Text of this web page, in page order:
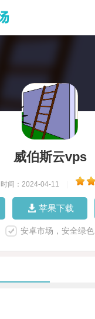
威伯斯云vps
时间：2024-04-11
苹果下载
安卓市场，安全绿色